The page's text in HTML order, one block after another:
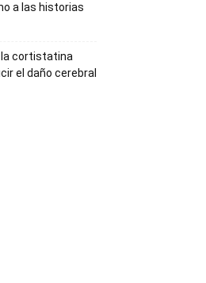
a las historias
la cortistatina
el daño cerebral